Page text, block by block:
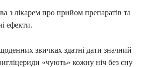
з лікарем про прийом препаратів та
ефекти.
звичках здатні дати значний
«чують» кожну ніч без сну